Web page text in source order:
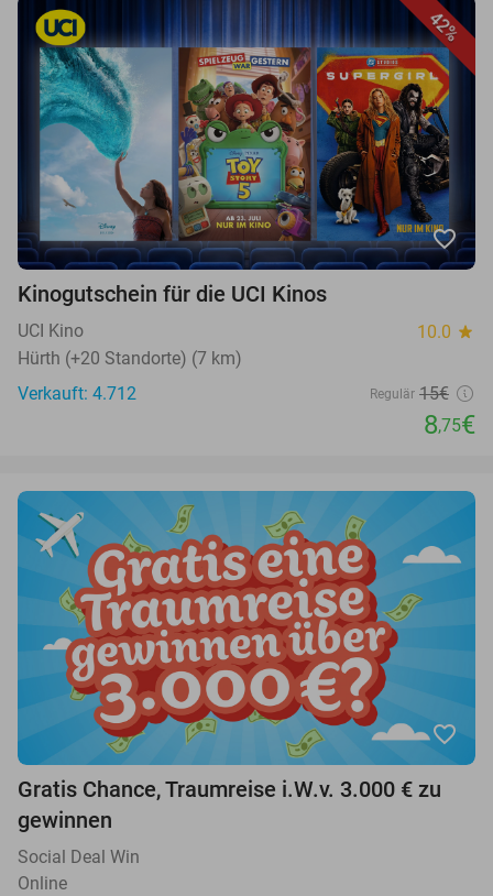
42%
favorite_border
Kinogutschein für die UCI Kinos
UCI Kino 10.0 star
Hürth (+20 Standorte) (7 km)
Verkauft: 4.712
Regulär 15€
8,75€
favorite_border
Gratis Chance, Traumreise i.W.v. 3.000 € zu
gewinnen
Social Deal Win
Online